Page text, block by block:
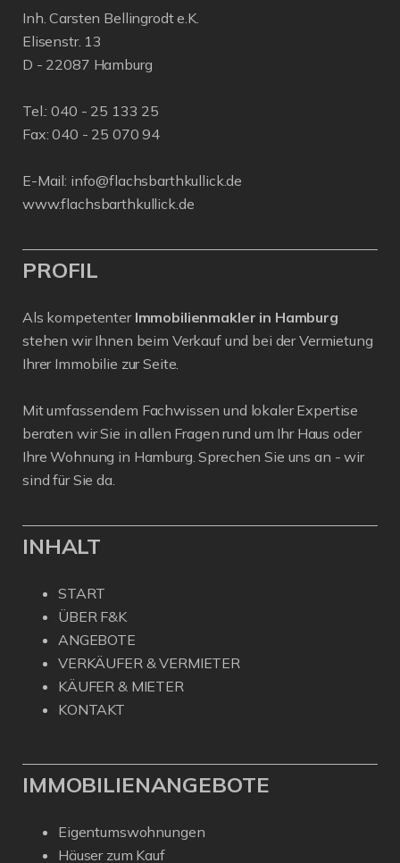
Inh. Carsten Bellingrodt e.K.
Elisenstr. 13
D - 22087 Hamburg
Tel.:040 - 25 133 25
Fax: 040 - 25 070 94
E-Mail: info@flachsbarthkullick.de
www.flachsbarthkullick.de
PROFIL
Als kompetenter Immobilienmakler in Hamburg
stehen wir Ihnen beim Verkauf und bei der Vermietung
Ihrer Immobilie zur Seite.
Mit umfassendem Fachwissen und lokaler Expertise
beraten wir Sie in allen Fragen rund um Ihr Haus oder
Ihre Wohnung in Hamburg. Sprechen Sie uns an - wir
sind für Sie da.
INHALT
START
ÜBER F&K
ANGEBOTE
VERKÄUFER & VERMIETER
KÄUFER & MIETER
KONTAKT
IMMOBILIENANGEBOTE
Eigentumswohnungen
Häuser zum Kauf